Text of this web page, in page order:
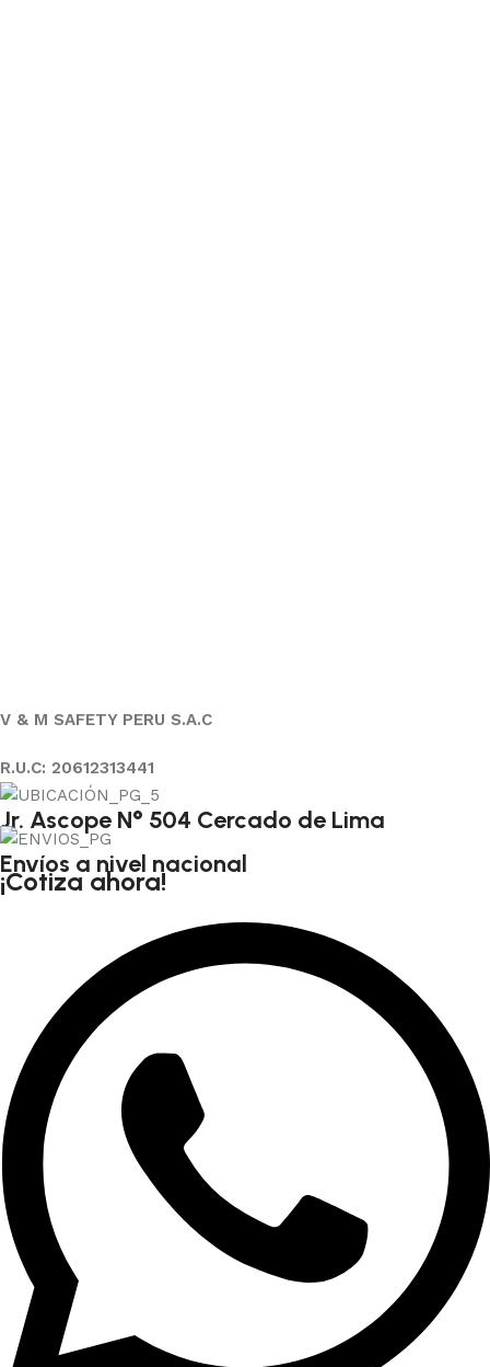
V & M SAFETY PERU S.A.C
R.U.C: 20612313441
Jr. Ascope N° 504 Cercado de Lima
Envíos a nivel nacional
¡Cotiza ahora!